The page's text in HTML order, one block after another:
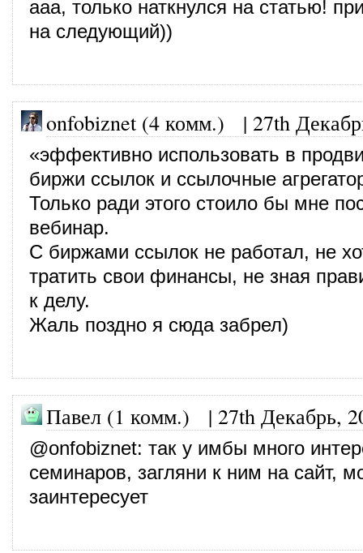
ааа, только наткнулся на статью!
на следующий))
onfobiznet (4 комм.) | 27th
«эффективно использовать в
биржи ссылок и ссылочные
Только ради этого стоило бы мне
вебинар.
С биржами ссылок не работал, не
тратить свои финансы, не зная
к делу.
Жаль поздно я сюда забрел)
Павел (1 комм.) | 27th Декабрь,
@onfobiznet: так у имбы много
семинаров, загляни к ним на сайт,
заинтересует